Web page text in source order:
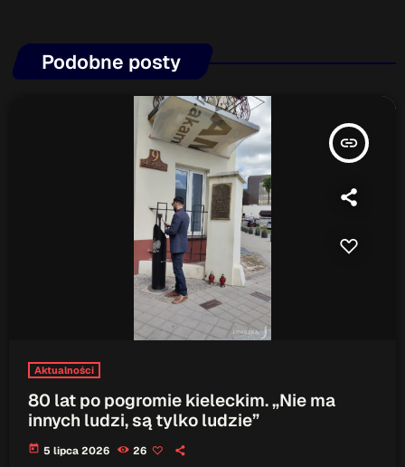
Podobne posty
insert_link
Aktualności
80 lat po pogromie kieleckim. „Nie ma
innych ludzi, są tylko ludzie”
today 5 lipca 2026 26